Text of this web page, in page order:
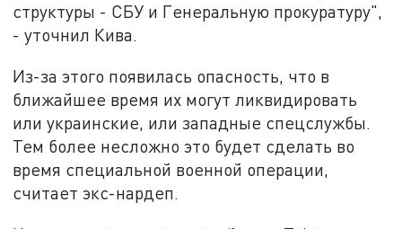
структуры - СБУ и Генеральную прокуратуру",
- уточнил Кива.
Из-за этого появилась опасность, что в
ближайшее время их могут ликвидировать
или украинские, или западные спецслужбы.
Тем более несложно это будет сделать во
время специальной военной операции,
считает экс-нардеп.